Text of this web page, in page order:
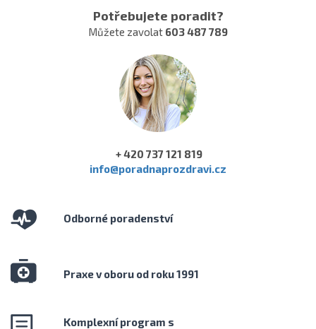
Potřebujete poradit?
Můžete zavolat 603 487 789
+ 420 737 121 819
info@poradnaprozdravi.cz
Odborné poradenství
Praxe v oboru od roku 1991
Komplexní program s